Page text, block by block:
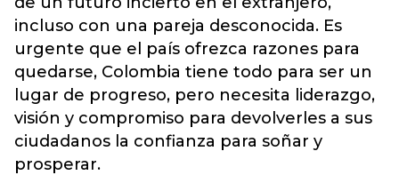
incluso con una pareja desconocida. Es
urgente que el país ofrezca razones para
quedarse, Colombia tiene todo para ser un
lugar de progreso, pero necesita liderazgo,
visión y compromiso para devolverles a sus
ciudadanos la confianza para soñar y
prosperar.